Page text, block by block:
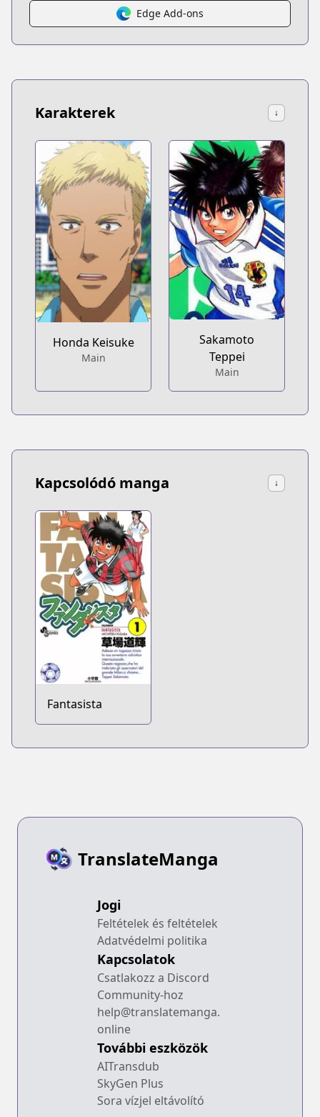
Edge Add-ons
Karakterek ↓
Honda Keisuke
Main
Sakamoto
Teppei
Main
Kapcsolódó manga ↓
Fantasista
TranslateManga
Jogi
Feltételek és feltételek
Adatvédelmi politika
Kapcsolatok
Csatlakozz a Discord
Community-hoz
help@translatemanga.
online
További eszközök
AITransdub
SkyGen Plus
Sora vízjel eltávolító